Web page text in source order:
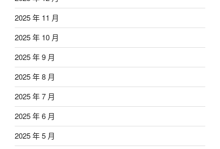
2025 年 11 月
2025 年 10 月
2025 年 9 月
2025 年 8 月
2025 年 7 月
2025 年 6 月
2025 年 5 月